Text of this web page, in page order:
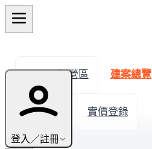
登入／註冊
← 返回新營區 建案總覽
生活機能 實價登錄